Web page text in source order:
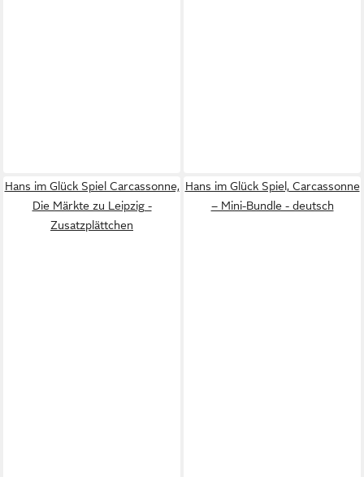
Hans im Glück Spiel Carcassonne,
Die Märkte zu Leipzig -
Zusatzplättchen
Hans im Glück Spiel, Carcassonne
– Mini-Bundle - deutsch